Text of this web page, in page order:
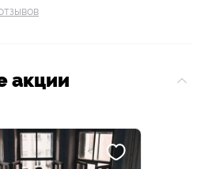
акции